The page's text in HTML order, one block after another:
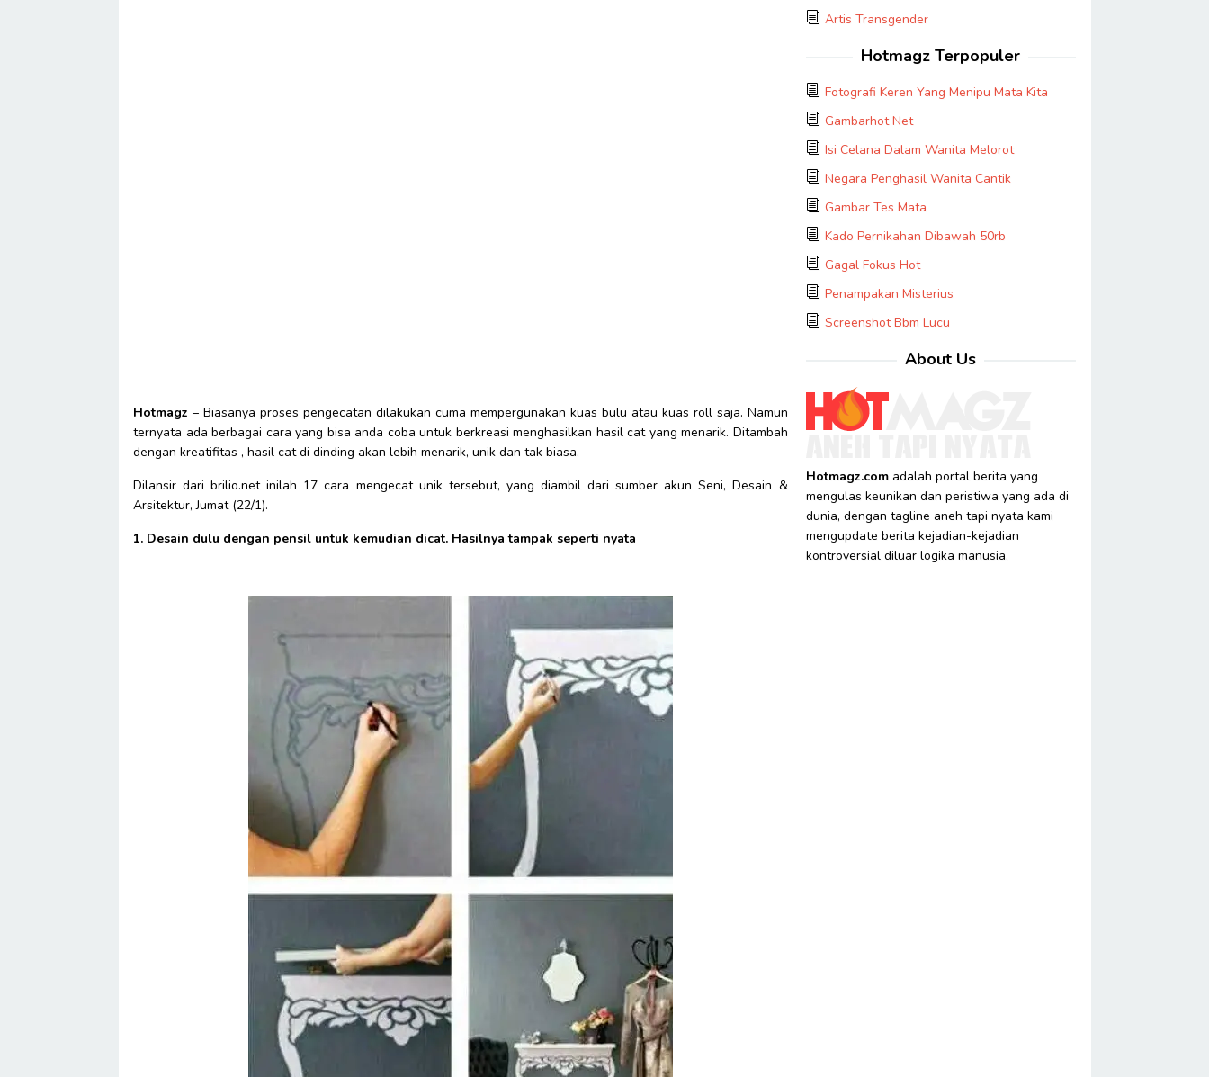
Hotmagz – Biasanya proses pengecatan dilakukan cuma mempergunakan kuas bulu atau kuas roll saja. Namun
ternyata ada berbagai cara yang bisa anda coba untuk berkreasi menghasilkan hasil cat yang menarik. Ditambah
dengan kreatifitas , hasil cat di dinding akan lebih menarik, unik dan tak biasa.
Dilansir dari brilio.net inilah 17 cara mengecat unik tersebut, yang diambil dari sumber akun Seni, Desain &
Arsitektur, Jumat (22/1).
1. Desain dulu dengan pensil untuk kemudian dicat. Hasilnya tampak seperti nyata
Artis Transgender
Hotmagz Terpopuler
Fotografi Keren Yang Menipu Mata Kita
Gambarhot Net
Isi Celana Dalam Wanita Melorot
Negara Penghasil Wanita Cantik
Gambar Tes Mata
Kado Pernikahan Dibawah 50rb
Gagal Fokus Hot
Penampakan Misterius
Screenshot Bbm Lucu
About Us
Hotmagz.comadalah portal berita yang
mengulas keunikan dan peristiwa yang ada di
dunia, dengan tagline aneh tapi nyata kami
mengupdate berita kejadian-kejadian
kontroversial diluar logika manusia.